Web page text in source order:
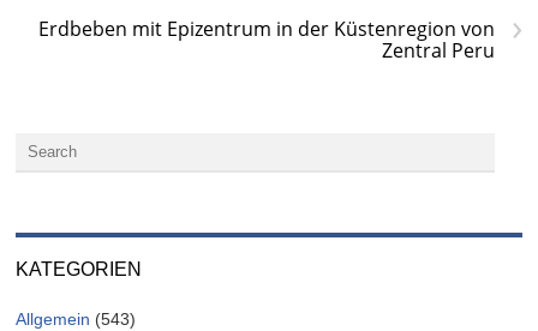
›
Erdbeben mit Epizentrum in der Küstenregion von
Zentral Peru
KATEGORIEN
Allgemein (543)